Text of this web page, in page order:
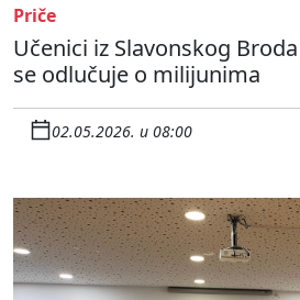
Priče
Učenici iz Slavonskog
se odlučuje o milijunima
02.05.2026. u 08:00